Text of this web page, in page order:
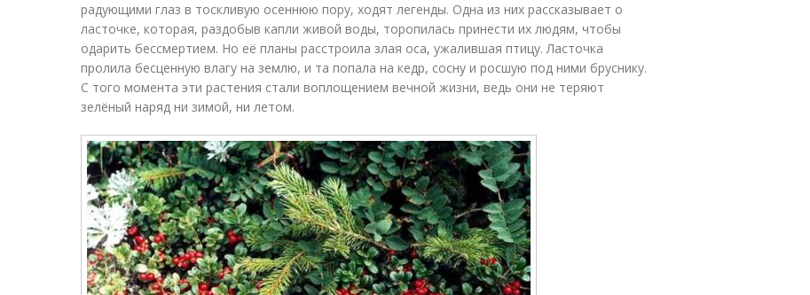
радующими глаз в тоскливую осеннюю пору, ходят легенды. Одна из них рассказывает о
ласточке, которая, раздобыв капли живой воды, торопилась принести их людям, чтобы
одарить бессмертием. Но её планы расстроила злая оса, ужалившая птицу. Ласточка
пролила бесценную влагу на землю, и та попала на кедр, сосну и росшую под ними бруснику.
С того момента эти растения стали воплощением вечной жизни, ведь они не теряют
зелёный наряд ни зимой, ни летом.